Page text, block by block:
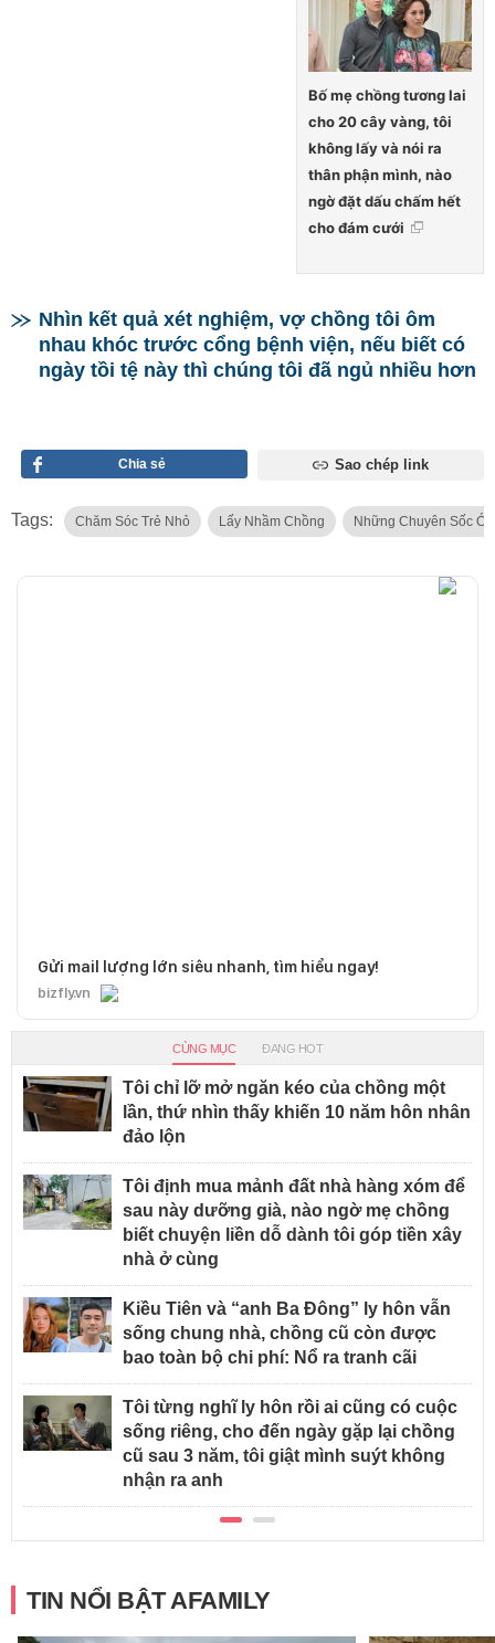
Bố mẹ chồng tương lai
cho 20 cây vàng, tôi
không lấy và nói ra
thân phận mình, nào
ngờ đặt dấu chấm hết
cho đám cưới
Nhìn kết quả xét nghiệm, vợ chồng tôi ôm
nhau khóc trước cổng bệnh viện, nếu biết có
ngày tồi tệ này thì chúng tôi đã ngủ nhiều hơn
Chia sẻ Sao chép link
Tags: Chăm Sóc Trẻ Nhỏ Lấy Nhầm Chồng Những Chuyên Sốc Óc
Gửi mail lượng lớn siêu nhanh, tìm hiểu ngay!
bizfly.vn
CÙNG MỤC ĐANG HOT
Tôi chỉ lỡ mở ngăn kéo của chồng một
lần, thứ nhìn thấy khiến 10 năm hôn nhân
đảo lộn
Tôi định mua mảnh đất nhà hàng xóm để
sau này dưỡng già, nào ngờ mẹ chồng
biết chuyện liền dỗ dành tôi góp tiền xây
nhà ở cùng
Kiều Tiên và “anh Ba Đông” ly hôn vẫn
sống chung nhà, chồng cũ còn được
bao toàn bộ chi phí: Nổ ra tranh cãi
Tôi từng nghĩ ly hôn rồi ai cũng có cuộc
sống riêng, cho đến ngày gặp lại chồng
cũ sau 3 năm, tôi giật mình suýt không
nhận ra anh
TIN NỔI BẬT AFAMILY